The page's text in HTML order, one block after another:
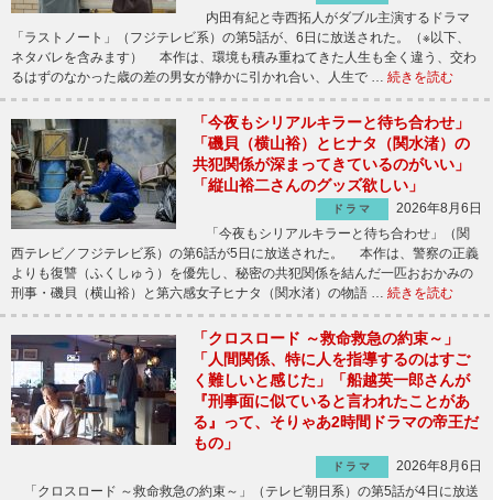
内田有紀と寺西拓人がダブル主演するドラマ
「ラストノート」（フジテレビ系）の第5話が、6日に放送された。（※以下、
ネタバレを含みます） 本作は、環境も積み重ねてきた人生も全く違う、交わ
るはずのなかった歳の差の男女が静かに引かれ合い、人生で … 続きを読む
「今夜もシリアルキラーと待ち合わせ」
「磯貝（横山裕）とヒナタ（関水渚）の
共犯関係が深まってきているのがいい」
「縦山裕二さんのグッズ欲しい」
ドラマ
2026年8月6日
「今夜もシリアルキラーと待ち合わせ」（関
西テレビ／フジテレビ系）の第6話が5日に放送された。 本作は、警察の正義
よりも復讐（ふくしゅう）を優先し、秘密の共犯関係を結んだ一匹おおかみの
刑事・磯貝（横山裕）と第六感女子ヒナタ（関水渚）の物語 … 続きを読む
「クロスロード ～救命救急の約束～」
「人間関係、特に人を指導するのはすご
く難しいと感じた」「船越英一郎さんが
『刑事面に似ていると言われたことがあ
る』って、そりゃあ2時間ドラマの帝王だ
もの」
ドラマ
2026年8月6日
「クロスロード ～救命救急の約束～」（テレビ朝日系）の第5話が4日に放送